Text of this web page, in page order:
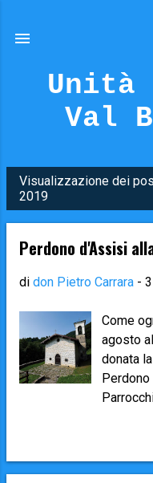
Unità
Val
o
Visualizzazione dei
2019
Perdono d'Assisi
di don Pietro Carrara -
Come
agosto
donata
Festa
bella di